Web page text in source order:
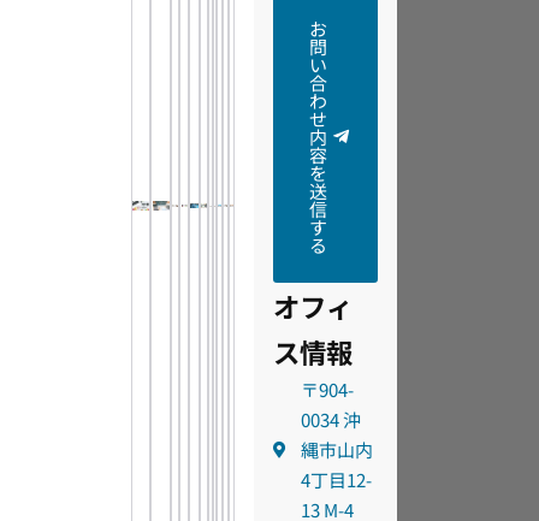
お
問
い
合
わ
せ
内
容
を
送
信
す
る
オフィ
ス情報
〒904-
0034 沖
縄市山内
4丁目12-
13 M-4